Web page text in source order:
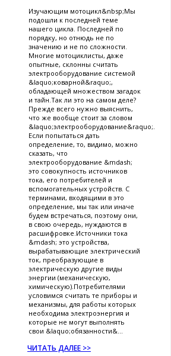
Изучающим мотоцикл&nbsp;Мы
подошли к последней теме
нашего цикла. Последней по
порядку, но отнюдь не по
значению и не по сложности.
Многие мотоциклисты, даже
опытные, склонны считать
электрооборудование системой
&laquo;коварной&raquo;,
обладающей множеством загадок
и тайн.Так ли это на самом деле?
Прежде всего нужно выяснить,
что же вообще стоит за словом
&laquo;электрооборудование&raquo;.
Если попытаться дать
определение, то, видимо, можно
сказать, что
электрооборудование &mdash;
это совокупность источников
тока, его потребителей и
вспомогательных устройств. С
терминами, входящими в это
определение, мы так или иначе
будем встречаться, поэтому они,
в свою очередь, нуждаются в
расшифровке.Источники тока
&mdash; это устройства,
вырабатывающие электрический
ток, преобразующие в
электрическую другие виды
энергии (механическую,
химическую).Потребителями
условимся считать те приборы и
механизмы, для работы которых
необходима электроэнергия и
которые не могут выполнять
свои &laquo;обязанности&...
ЧИТАТЬ ДАЛЕЕ >>